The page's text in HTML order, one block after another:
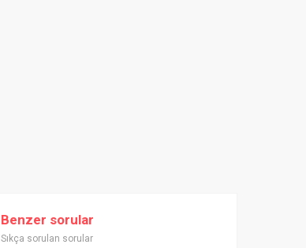
Benzer sorular
Sıkça sorulan sorular